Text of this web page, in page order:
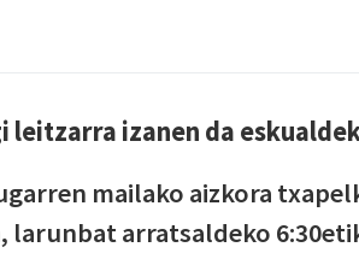
leitzarra izanen da
mailako aizkora
larunbat arratsaldeko